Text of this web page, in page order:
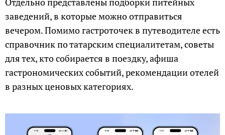
заведений, в которые можно отправиться
вечером. Помимо гастроточек в путеводителе есть
справочник по татарским специалитетам, советы
для тех, кто собирается в поездку, афиша
гастрономических событий, рекомендации отелей
в разных ценовых категориях.